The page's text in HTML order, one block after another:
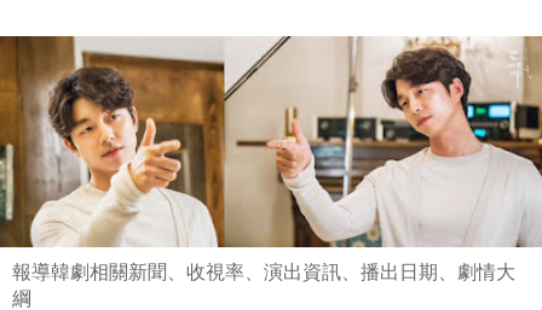
報導韓劇相關新聞、收視率、演出資訊、播出日期、劇情大
綱